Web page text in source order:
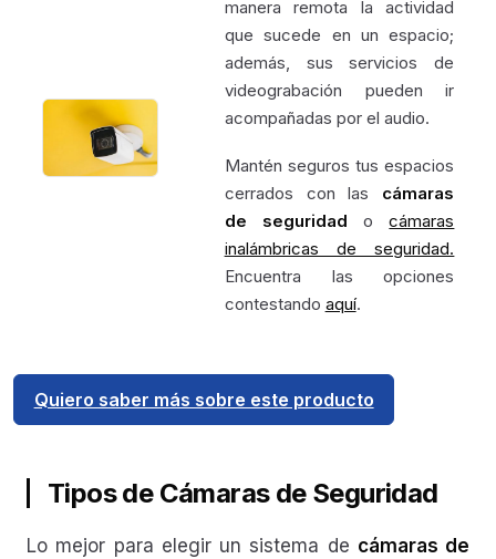
manera remota la actividad
que sucede en un espacio;
además, sus servicios de
videograbación pueden ir
acompañadas por el audio.
Mantén seguros tus espacios
cerrados con las cámaras
de seguridadocámaras
inalámbricas de seguridad.
Encuentra las opciones
contestando aquí.
Quiero saber más sobre este producto
Tipos de Cámaras de Seguridad
Lo mejor para elegir un sistema de cámaras de